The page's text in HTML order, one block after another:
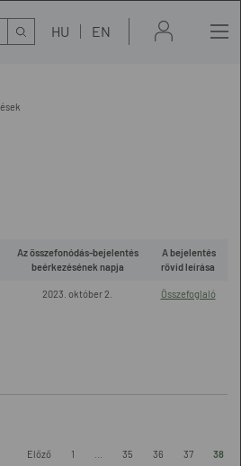
HU EN
Az összefonódás-bejelentés
beérkezésének napja
A bejelentés
rövid leírása
2023. október 2. Összefoglaló
Előző 1 35 36 37 38